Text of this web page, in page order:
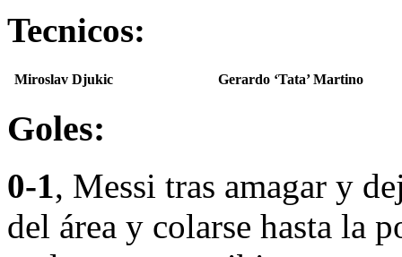
Tecnicos:
Miroslav Djukic Gerardo ‘Tata’ Martino
Goles:
0-1, Messi tras amagar y
del área y colarse hasta la